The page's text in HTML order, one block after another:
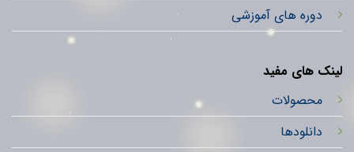
دوره های آموزشی
لینک های مفید
محصولات
دانلودها